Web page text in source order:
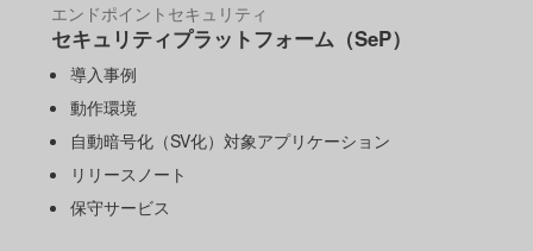
エンドポイントセキュリティ
セキュリティプラットフォーム（SeP）
導入事例
動作環境
自動暗号化（SV化）対象アプリケーション
リリースノート
保守サービス